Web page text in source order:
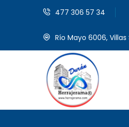
477 306 57 34
Río Mayo 6006,